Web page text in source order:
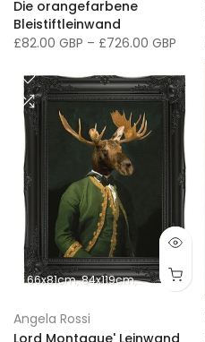
Die orangefarbene
Bleistiftleinwand
£82.00 GBP – £726.00 GBP
66x81cm 84x119cm 102x152cm
Angela Rossi